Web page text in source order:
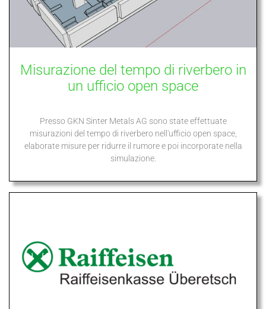
Misurazione del tempo di riverbero in
un ufficio open space
Presso GKN Sinter Metals AG sono state effettuate
misurazioni del tempo di riverbero nell'ufficio open space,
elaborate misure per ridurre il rumore e poi incorporate nella
simulazione.